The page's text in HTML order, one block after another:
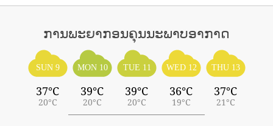
ການພະຍາກອນຄຸນນະພາບອາກາດ
SUN 9
37°C
20°C
MON 10
39°C
20°C
TUE 11
39°C
20°C
WED 12
36°C
19°C
THU 13
37°C
21°C